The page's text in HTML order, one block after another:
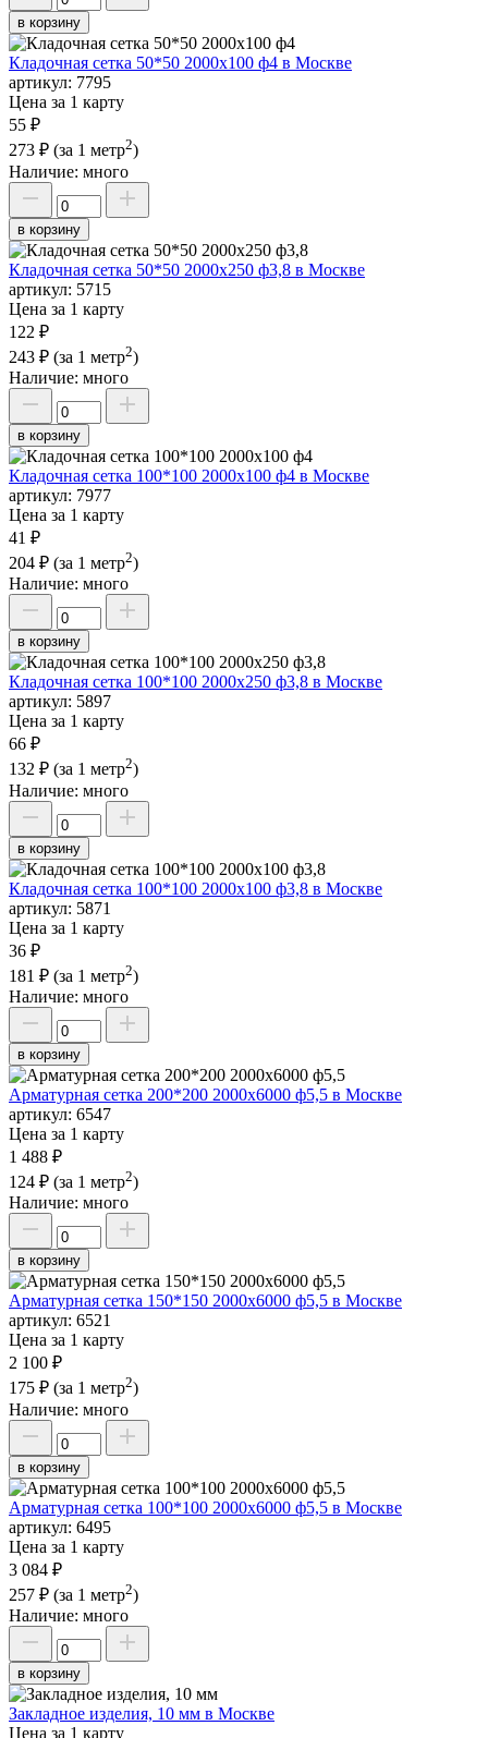
в корзину
Кладочная сетка 50*50 2000х100 ф4 в Москве
артикул: 7795
Цена за 1 карту
55 ₽
273 ₽ (за 1 метр2)
Наличие: много
в корзину
Кладочная сетка 50*50 2000х250 ф3,8 в Москве
артикул: 5715
Цена за 1 карту
122 ₽
243 ₽ (за 1 метр2)
Наличие: много
в корзину
Кладочная сетка 100*100 2000х100 ф4 в Москве
артикул: 7977
Цена за 1 карту
41 ₽
204 ₽ (за 1 метр2)
Наличие: много
в корзину
Кладочная сетка 100*100 2000х250 ф3,8 в Москве
артикул: 5897
Цена за 1 карту
66 ₽
132 ₽ (за 1 метр2)
Наличие: много
в корзину
Кладочная сетка 100*100 2000х100 ф3,8 в Москве
артикул: 5871
Цена за 1 карту
36 ₽
181 ₽ (за 1 метр2)
Наличие: много
в корзину
Арматурная сетка 200*200 2000х6000 ф5,5 в Москве
артикул: 6547
Цена за 1 карту
1 488 ₽
124 ₽ (за 1 метр2)
Наличие: много
в корзину
Арматурная сетка 150*150 2000х6000 ф5,5 в Москве
артикул: 6521
Цена за 1 карту
2 100 ₽
175 ₽ (за 1 метр2)
Наличие: много
в корзину
Арматурная сетка 100*100 2000х6000 ф5,5 в Москве
артикул: 6495
Цена за 1 карту
3 084 ₽
257 ₽ (за 1 метр2)
Наличие: много
в корзину
Закладное изделия, 10 мм в Москве
Цена за 1 карту